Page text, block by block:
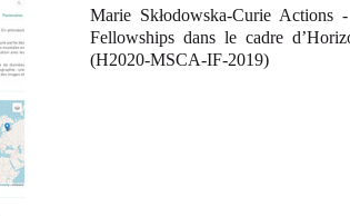
Marie Skłodowska-Curie Actions
Fellowships dans le cadre
(H2020-MSCA-IF-2019)